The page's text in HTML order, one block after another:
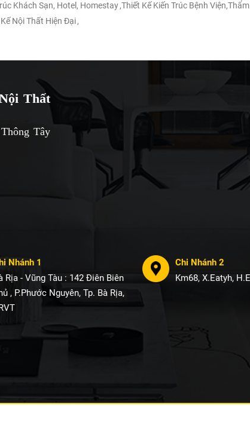
Khách Sạn, Hotel, Homestay,Thiết Kế Kiến Trúc Bệnh
Nội Thất Hiện Đại,
Thất
Tây
Nhánh 1
Rịa - Vũng Tàu : 142 Điên Biên
, P.Phước Nguyên, Tp. Bà Rịa,
Chi Nhánh 2
Km68, X.Eatyh,